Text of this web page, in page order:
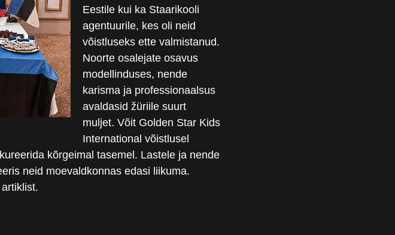
Eestile kui ka Staarikooli
agentuurile, kes oli neid
võistluseks ette valmistanud.
Noorte osalejate osavus
modellinduses, nende
karisma ja professionaalsus
avaldasid žüriile suurt
muljet. Võit Golden Star Kids
International võistlusel
kõrgeimal tasemel. Lastele ja nende
neid moevaldkonnas edasi liikuma.
artiklist.